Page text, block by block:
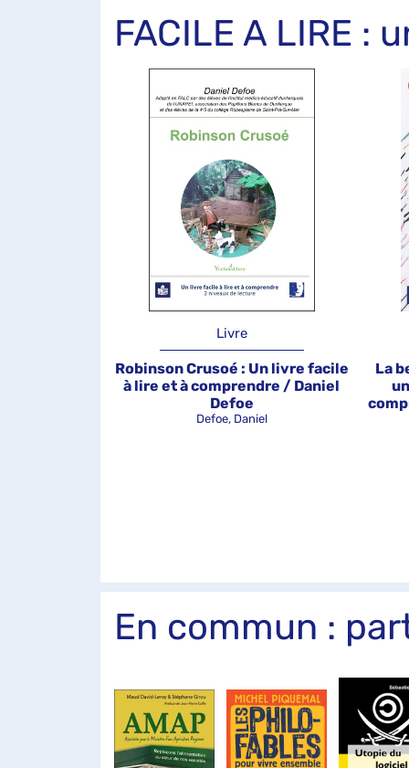
FACILE A LIRE :
Livre
Robinson Crusoé : Un livre facile
à lire et à comprendre / Daniel
Defoe
Defoe, Daniel
La
En commun :